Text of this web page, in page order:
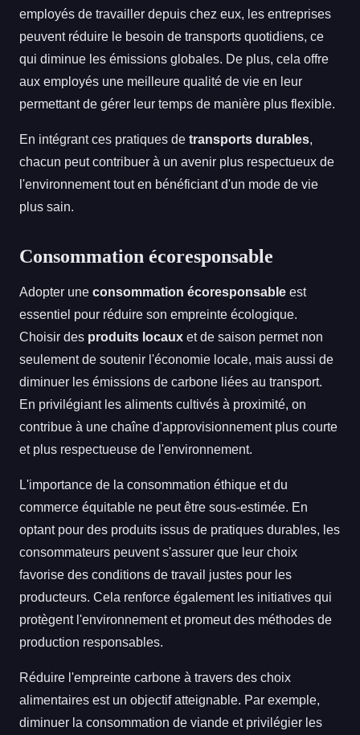
employés de travailler depuis chez eux, les entreprises
peuvent réduire le besoin de transports quotidiens, ce
qui diminue les émissions globales. De plus, cela offre
aux employés une meilleure qualité de vie en leur
permettant de gérer leur temps de manière plus flexible.
En intégrant ces pratiques de transports durables,
chacun peut contribuer à un avenir plus respectueux de
l'environnement tout en bénéficiant d'un mode de vie
plus sain.
Consommation écoresponsable
Adopter une consommation écoresponsable est
essentiel pour réduire son empreinte écologique.
Choisir des produits locaux et de saison permet non
seulement de soutenir l'économie locale, mais aussi de
diminuer les émissions de carbone liées au transport.
En privilégiant les aliments cultivés à proximité, on
contribue à une chaîne d'approvisionnement plus courte
et plus respectueuse de l'environnement.
L'importance de la consommation éthique et du
commerce équitable ne peut être sous-estimée. En
optant pour des produits issus de pratiques durables, les
consommateurs peuvent s'assurer que leur choix
favorise des conditions de travail justes pour les
producteurs. Cela renforce également les initiatives qui
protègent l'environnement et promeut des méthodes de
production responsables.
Réduire l'empreinte carbone à travers des choix
alimentaires est un objectif atteignable. Par exemple,
diminuer la consommation de viande et privilégier les